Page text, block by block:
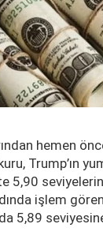
hemen
Trump’ın
5,90
işlem
5,89